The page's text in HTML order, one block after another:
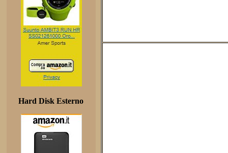
Hard Disk Esterno